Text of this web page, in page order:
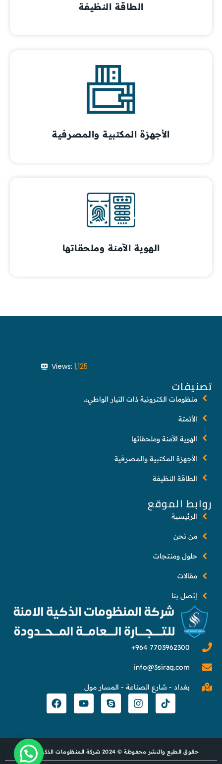
الطاقة النظيفة
الأجهزة المكتبية والمصرفية
الهوية الآمنة وملحقاتها
info@3siraq.com
بغداد - شارع الصناعة - المسار مول
روابط الموقع
الرئيسية
من نحن
حلول ومنتجات
مقالات
إتصل بنا
Views: 1,125
تصنيفات
منظومات الكترونية ذات التيار الواطيء.
الأتمتة
الهوية الآمنة وملحقاتها
الأجهزة المكتبية والمصرفية
الطاقة النظيفة
حقوق الطبع والنشر محفوظة © 2024 شركة المنظومات الذكية الآمنة